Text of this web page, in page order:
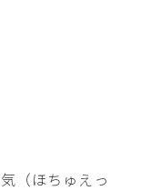
（ほちゅえっ